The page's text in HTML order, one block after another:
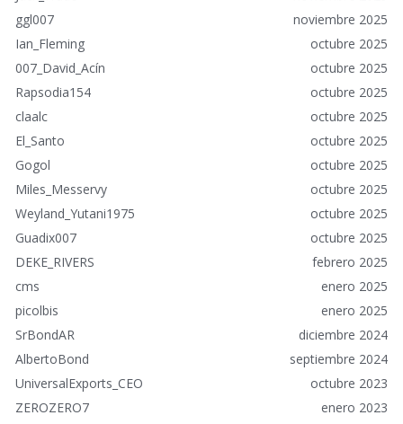
á
p
d
o
s
noviembre 2025
ggl007
octubre 2025
Ian_Fleming
octubre 2025
007_David_Acín
octubre 2025
Rapsodia154
octubre 2025
claalc
octubre 2025
El_Santo
octubre 2025
Gogol
octubre 2025
Miles_Messervy
octubre 2025
Weyland_Yutani1975
octubre 2025
Guadix007
febrero 2025
DEKE_RIVERS
enero 2025
cms
enero 2025
picolbis
diciembre 2024
SrBondAR
septiembre 2024
AlbertoBond
octubre 2023
UniversalExports_CEO
enero 2023
ZEROZERO7